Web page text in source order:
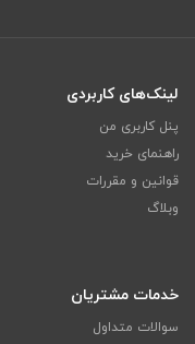
لینک‌های کاربردی
پنل کاربری من
راهنمای خرید
قوانین و مقررات
وبلاگ
خدمات مشتریان
سوالات متداول